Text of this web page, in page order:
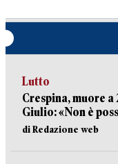
Lutto
Crespina, muore a
Giulio: «Non è
di Redazione web